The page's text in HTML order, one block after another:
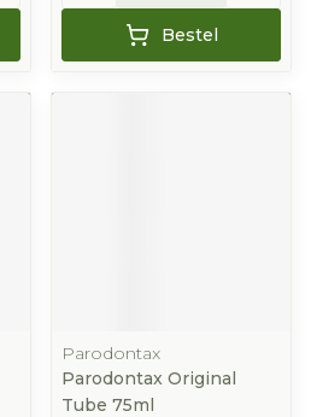
Bestel
Parodontax
Parodontax Original
Tube 75ml